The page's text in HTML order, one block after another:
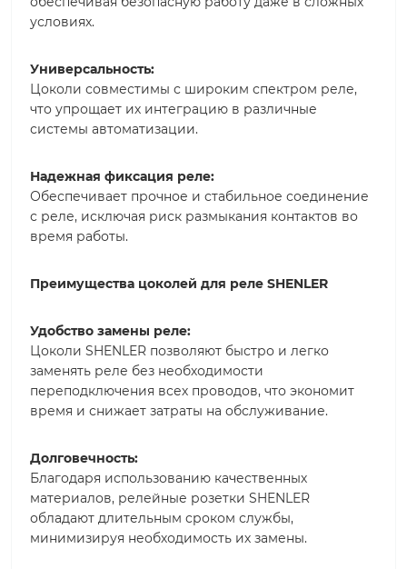
условиях.
Универсальность:
Цоколи совместимы с широким спектром реле,
что упрощает их интеграцию в различные
системы автоматизации.
Надежная фиксация реле:
Обеспечивает прочное и стабильное соединение
с реле, исключая риск размыкания контактов во
время работы.
Преимущества цоколей для реле SHENLER
Удобство замены реле:
Цоколи SHENLER позволяют быстро и легко
заменять реле без необходимости
переподключения всех проводов, что экономит
время и снижает затраты на обслуживание.
Долговечность:
Благодаря использованию качественных
материалов, релейные розетки SHENLER
обладают длительным сроком службы,
минимизируя необходимость их замены.